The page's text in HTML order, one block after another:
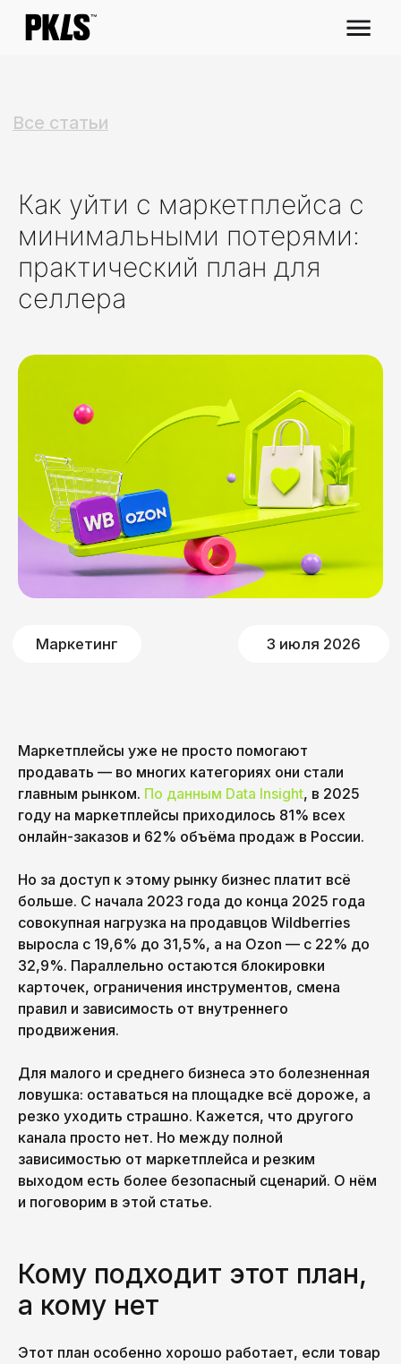
Как уйти с маркетплейса с
минимальными потерями:
практический план для
селлера
Маркетинг 3 июля 2026
Маркетплейсы уже не просто помогают
продавать — во многих категориях они стали
главным рынком. По данным Data Insight, в 2025
году на маркетплейсы приходилось 81% всех
онлайн-заказов и 62% объёма продаж в России.
Но за доступ к этому рынку бизнес платит всё
больше. С начала 2023 года до конца 2025 года
совокупная нагрузка на продавцов Wildberries
выросла с 19,6% до 31,5%, а на Ozon — с 22% до
32,9%. Параллельно остаются блокировки
карточек, ограничения инструментов, смена
правил и зависимость от внутреннего
продвижения.
Для малого и среднего бизнеса это болезненная
ловушка: оставаться на площадке всё дороже, а
резко уходить страшно. Кажется, что другого
канала просто нет. Но между полной
зависимостью от маркетплейса и резким
выходом есть более безопасный сценарий. О нём
и поговорим в этой статье.
Кому подходит этот план,
а кому нет
Этот план особенно хорошо работает, если товар